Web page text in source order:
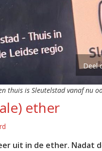
Deel
thuis is Sleutelstad vanaf nu
ether
uit in de ether. Nadat